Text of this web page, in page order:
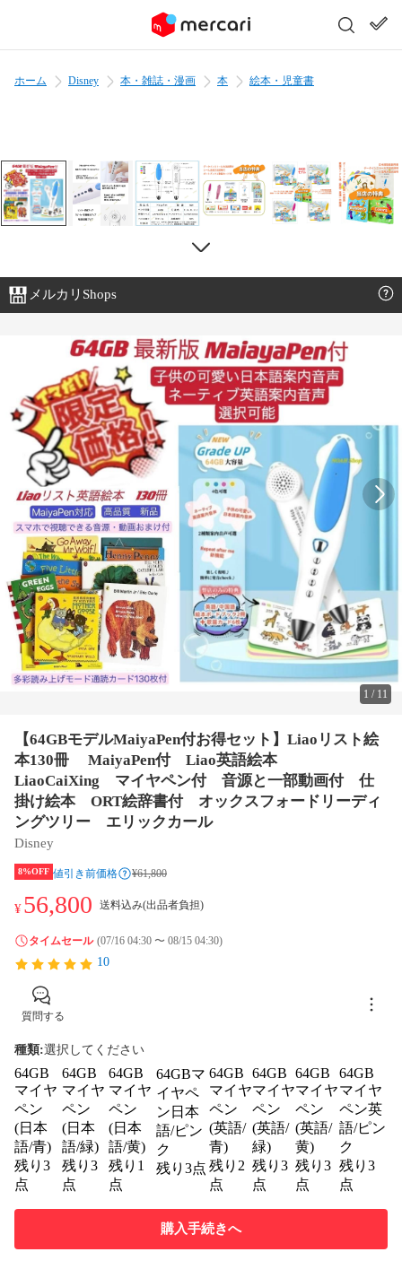
ホーム Disney 本・雑誌・漫画 本 絵本・児童書
メルカリShops
1 / 11
【64GBモデルMaiyaPen付お得セット】Liaoリスト絵
本130冊 MaiyaPen付 Liao英語絵本
LiaoCaiXing マイヤペン付 音源と一部動画付 仕
掛け絵本 ORT絵辞書付 オックスフォードリーディ
ングツリー エリックカール
Disney
8%OFF 値引き前価格 ¥61,800
¥56,800 送料込み(出品者負担)
タイムセール (07/16 04:30 〜 08/15 04:30)
10
質問する
種類:選択してください
64GB
マイヤ
ペン
(日本
語/青)
残り3
点
64GB
マイヤ
ペン
(日本
語/緑)
残り3
点
64GB
マイヤ
ペン
(日本
語/黄)
残り1
点
64GBマ
イヤペ
ン日本
語/ピン
ク
残り3点
64GB
マイヤ
ペン
(英語/
青)
残り2
点
64GB
マイヤ
ペン
(英語/
緑)
残り3
点
64GB
マイヤ
ペン
(英語/
黄)
残り3
点
64GB
マイヤ
ペン英
語/ピン
ク
残り3
点
購入手続きへ